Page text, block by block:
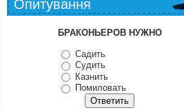
Опитування
БРАКОНЬЕРОВ НУЖНО
Садить
Судить
Казнить
Помиловать